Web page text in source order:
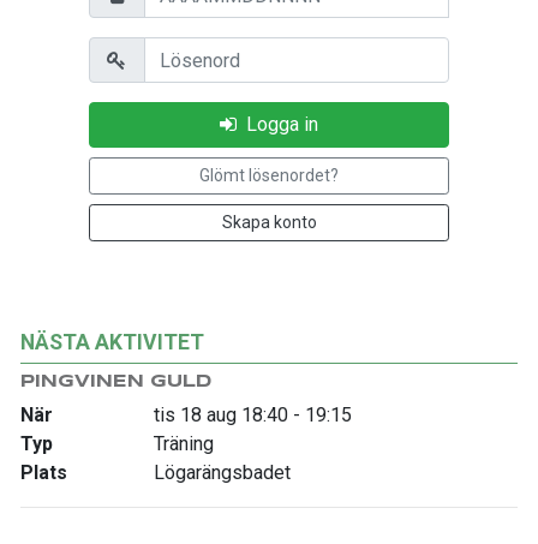
NÄSTA AKTIVITET
PINGVINEN GULD
När
tis 18 aug 18:40 - 19:15
Typ
Träning
Plats
Lögarängsbadet
Lösenord
Logga in
Glömt lösenordet?
Skapa konto